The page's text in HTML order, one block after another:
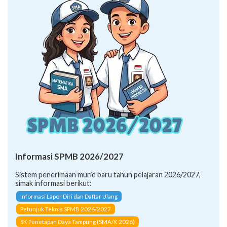
Informasi SPMB 2026/2027
Sistem penerimaan murid baru tahun pelajaran 2026/2027,
simak informasi berikut:
Informasi Lapor Diri dan Daftar Ulang
Petunjuk Teknis SPMB 2026/2027
SK Penetapan Daya Tampung (SMA/K 2026)